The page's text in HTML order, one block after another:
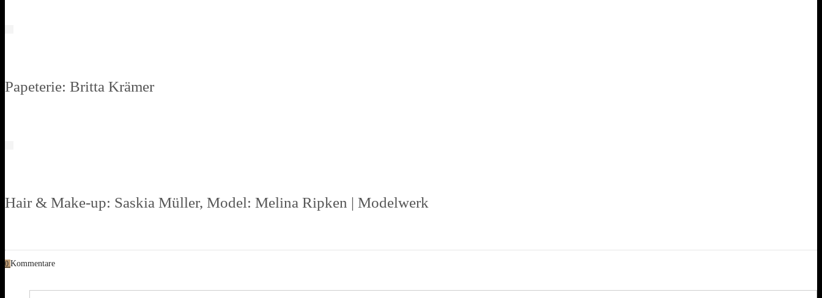
Papeterie: Britta Krämer
Hair & Make-up: Saskia Müller, Model: Melina Ripken | Modelwerk
0 Kommentare